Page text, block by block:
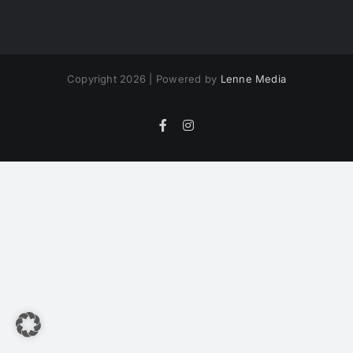
Copyright 2026 | Powered by Lenne Media
FacebookInstagram